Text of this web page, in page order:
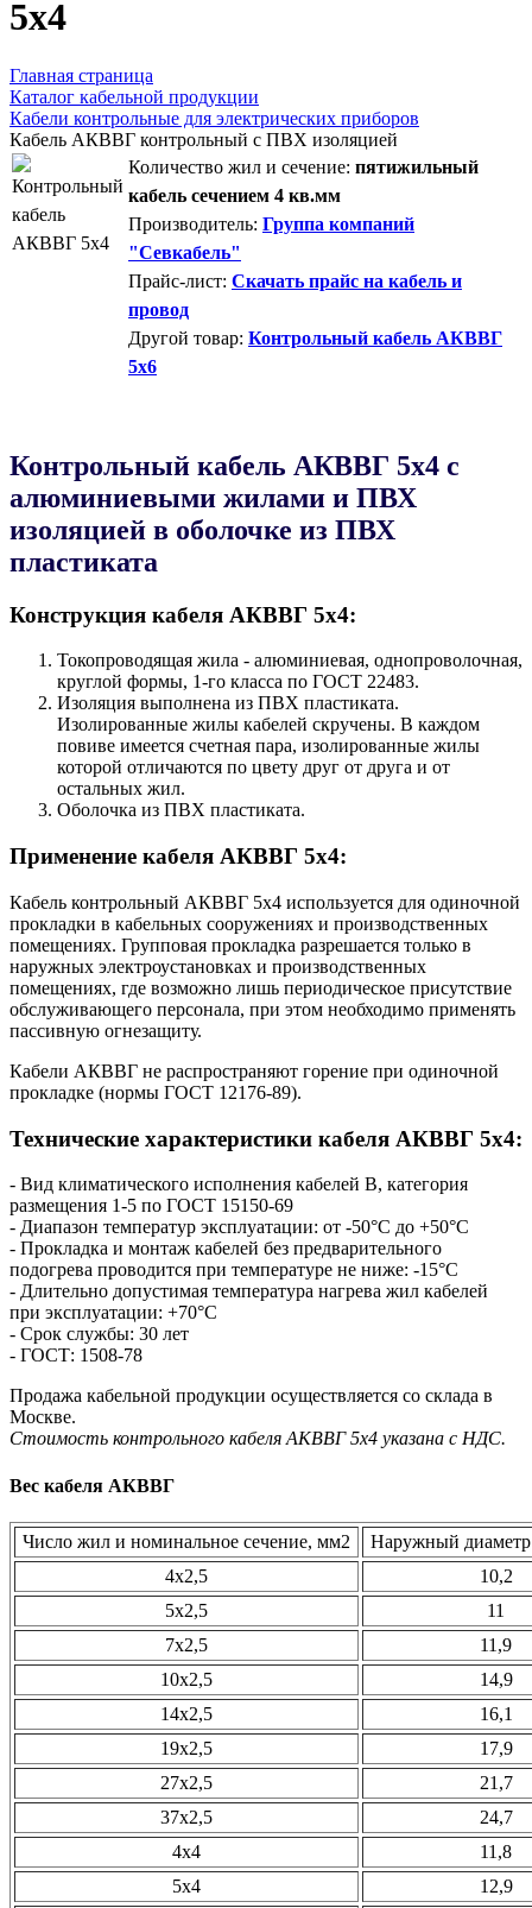
5х4
Главная страница
Каталог кабельной продукции
Кабели контрольные для электрических приборов
Кабель АКВВГ контрольный с ПВХ изоляцией
Количество жил и сечение: пятижильный
кабель сечением 4 кв.мм
Производитель: Группа компаний
"Севкабель"
Прайс-лист: Скачать прайс на кабель и
провод
Другой товар: Контрольный кабель АКВВГ
5х6
Контрольный кабель AКВВГ 5х4 с
алюминиевыми жилами и ПВХ
изоляцией в оболочке из ПВХ
пластиката
Конструкция кабеля AКВВГ 5х4:
Токопроводящая жила - алюминиевая, однопроволочная,
круглой формы, 1-го класса по ГОСТ 22483.
Изоляция выполнена из ПВХ пластиката.
Изолированные жилы кабелей скручены. В каждом
повиве имеется счетная пара, изолированные жилы
которой отличаются по цвету друг от друга и от
остальных жил.
Оболочка из ПВХ пластиката.
Применение кабеля AКВВГ 5х4:
Кабель контрольный AКВВГ 5х4 используется для одиночной
прокладки в кабельных сооружениях и производственных
помещениях. Групповая прокладка разрешается только в
наружных электроустановках и производственных
помещениях, где возможно лишь периодическое присутствие
обслуживающего персонала, при этом необходимо применять
пассивную огнезащиту.
Кабели АКВВГ не распространяют горение при одиночной
прокладке (нормы ГОСТ 12176-89).
Технические характеристики кабеля AКВВГ 5х4:
- Вид климатического исполнения кабелей В, категория
размещения 1-5 по ГОСТ 15150-69
- Диапазон температур эксплуатации: от -50°С до +50°С
- Прокладка и монтаж кабелей без предварительного
подогрева проводится при температуре не ниже: -15°С
- Длительно допустимая температура нагрева жил кабелей
при эксплуатации: +70°С
- Срок службы: 30 лет
- ГОСТ: 1508-78
Продажа кабельной продукции осуществляется со склада в
Москве.
Стоимость контрольного кабеля AКВВГ 5х4 указана с НДС.
Вес кабеля АКВВГ
Число жил и номинальное сечение, мм2
Наружный диаметр
4х2,5
10,2
5х2,5
11
7х2,5
11,9
10х2,5
14,9
14х2,5
16,1
19х2,5
17,9
27х2,5
21,7
37х2,5
24,7
4х4
11,8
5х4
12,9